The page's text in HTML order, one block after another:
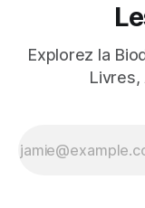
Explorez la
Livres,